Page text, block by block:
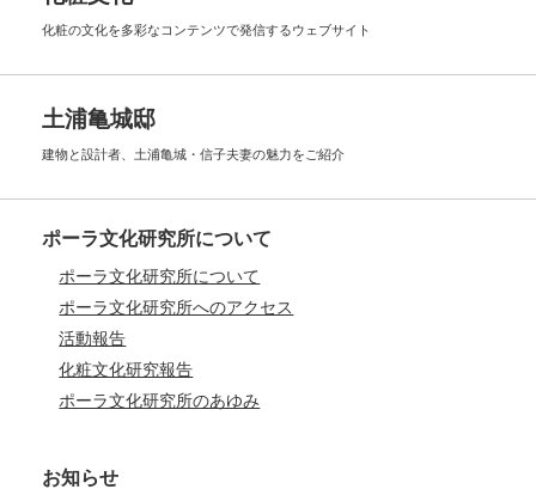
化粧の文化を多彩なコンテンツで発信するウェブサイト
土浦亀城邸
建物と設計者、土浦亀城・信子夫妻の魅力をご紹介
ポーラ文化研究所について
ポーラ文化研究所について
ポーラ文化研究所へのアクセス
活動報告
化粧文化研究報告
ポーラ文化研究所のあゆみ
お知らせ